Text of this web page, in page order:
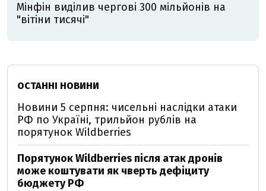
Мінфін виділив чергові 300 мільйонів на
"вітіни тисячі"
ОСТАННІ НОВИНИ
Новини 5 серпня: чисельні наслідки атаки
РФ по Україні, трильйон рублів на
порятунок Wildberries
Порятунок Wildberries після атак дронів
може коштувати як чверть дефіциту
бюджету РФ